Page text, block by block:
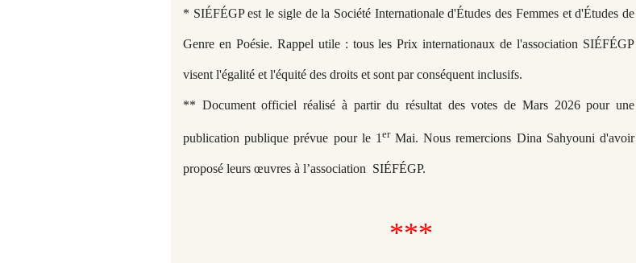
* SIÉFÉGP est le sigle de la Société Internationale d'Études des Femmes et d'Études de
Genre en Poésie. Rappel utile : tous les Prix internationaux de l'association SIÉFÉGP
visent l'égalité et l'équité des droits et sont par conséquent inclusifs.
** Document officiel réalisé à partir du résultat des votes de Mars 2026 pour une
publication publique prévue pour le 1 erMai. Nous remercions Dina Sahyouni d'avoir
proposé leurs œuvres à l’association SIÉFÉGP.
***